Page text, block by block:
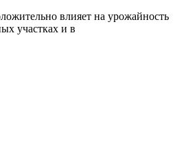
влияет на урожайность
участках и в